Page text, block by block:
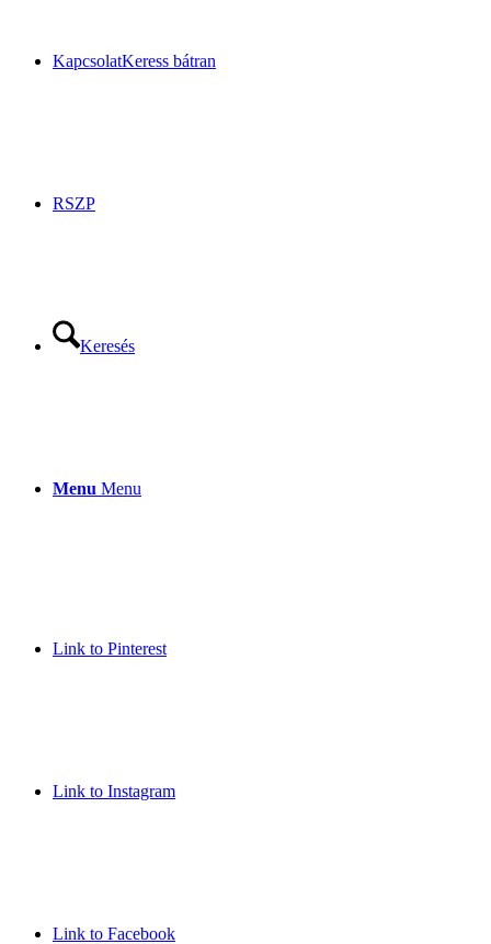
KapcsolatKeress bátran
RSZP
Keresés
Menu Menu
Link to Pinterest
Link to Instagram
Link to Facebook